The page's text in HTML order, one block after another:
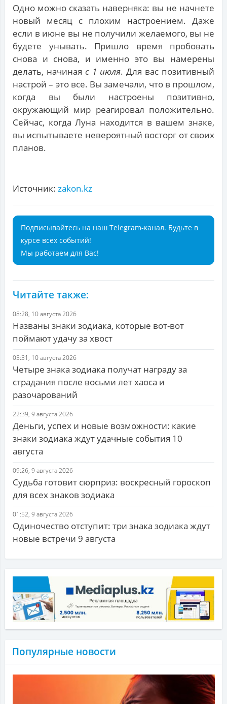
Одно можно сказать наверняка: вы не начнете
новый месяц с плохим настроением. Даже
если в июне вы не получили желаемого, вы не
будете унывать. Пришло время пробовать
снова и снова, и именно это вы намерены
делать, начиная с 1 июля. Для вас позитивный
настрой – это все. Вы замечали, что в прошлом,
когда вы были настроены позитивно,
окружающий мир реагировал положительно.
Сейчас, когда Луна находится в вашем знаке,
вы испытываете невероятный восторг от своих
планов.
Источник: zakon.kz
Подписывайтесь на наш Telegram-канал. Будьте в
курсе всех событий!
Мы работаем для Вас!
Читайте также:
08:28, 10 августа 2026
Названы знаки зодиака, которые вот-вот
поймают удачу за хвост
05:31, 10 августа 2026
Четыре знака зодиака получат награду за
страдания после восьми лет хаоса и
разочарований
22:39, 9 августа 2026
Деньги, успех и новые возможности: какие
знаки зодиака ждут удачные события 10
августа
09:26, 9 августа 2026
Судьба готовит сюрприз: воскресный гороскоп
для всех знаков зодиака
01:52, 9 августа 2026
Одиночество отступит: три знака зодиака ждут
новые встречи 9 августа
Популярные новости